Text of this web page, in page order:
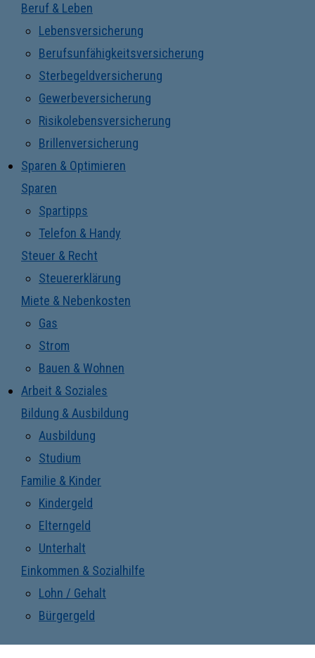
Beruf & Leben
Lebensversicherung
Berufsunfähigkeitsversicherung
Sterbegeldversicherung
Gewerbeversicherung
Risikolebensversicherung
Brillenversicherung
Sparen & Optimieren
Sparen
Spartipps
Telefon & Handy
Steuer & Recht
Steuererklärung
Miete & Nebenkosten
Gas
Strom
Bauen & Wohnen
Arbeit & Soziales
Bildung & Ausbildung
Ausbildung
Studium
Familie & Kinder
Kindergeld
Elterngeld
Unterhalt
Einkommen & Sozialhilfe
Lohn / Gehalt
Bürgergeld